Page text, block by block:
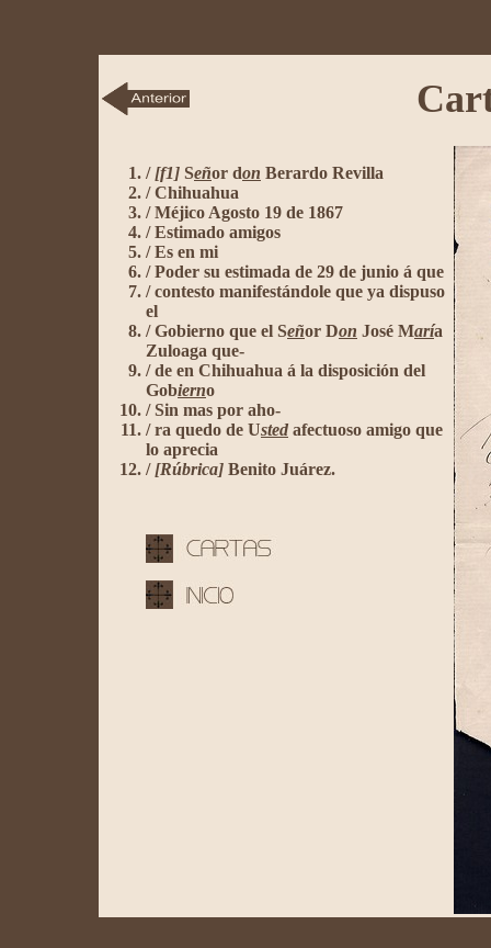
/ [f1] Señor don Berardo Revilla
/ Chihuahua
/ Méjico Agosto 19 de 1867
/ Estimado amigos
/ Es en mi
/ Poder su estimada de 29 de junio á que
/ contesto manifestándole que ya dispuso
el
/ Gobierno que el Señor Don José María
Zuloaga que-
/ de en Chihuahua á la disposición del
Gobierno
/ Sin mas por aho-
/ ra quedo de Usted afectuoso amigo que
lo aprecia
/ [Rúbrica] Benito Juárez.